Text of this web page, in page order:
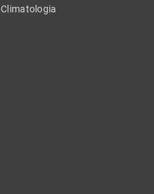
Climatologia